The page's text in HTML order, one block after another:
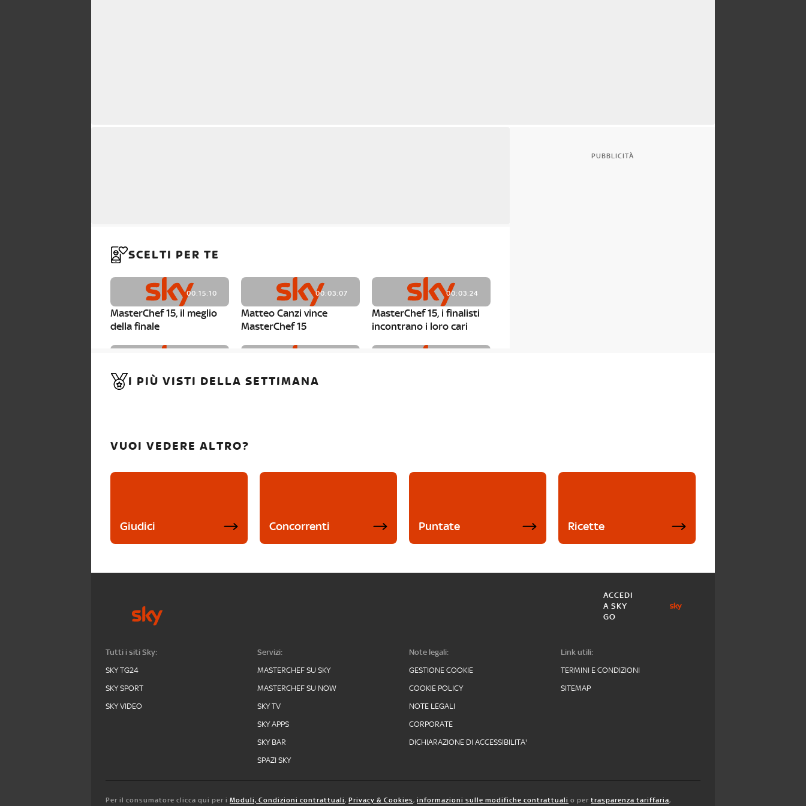
SCELTI PER TE
00:15:10
MasterChef 15, il meglio
della finale
00:03:07
Matteo Canzi vince
MasterChef 15
00:03:24
MasterChef 15, i finalisti
incontrano i loro cari
MasterChef 15, Carlotta è
MasterChef 15, Matteo
PUBBLICITÀ
I PIÙ VISTI DELLA SETTIMANA
VUOI VEDERE ALTRO?
Giudici Concorrenti Puntate Ricette
ACCEDI
A SKY
GO
Tutti i siti Sky:
SKY TG24
SKY SPORT
SKY VIDEO
Servizi:
MASTERCHEF SU SKY
MASTERCHEF SU NOW
SKY TV
SKY APPS
SKY BAR
SPAZI SKY
Note legali:
GESTIONE COOKIE
COOKIE POLICY
NOTE LEGALI
CORPORATE
DICHIARAZIONE DI ACCESSIBILITA'
Link utili:
TERMINI E CONDIZIONI
SITEMAP
Per il consumatore clicca qui per i Moduli, Condizioni contrattuali, Privacy & Cookies, informazioni sulle modifiche contrattuali o per trasparenza tariffaria,